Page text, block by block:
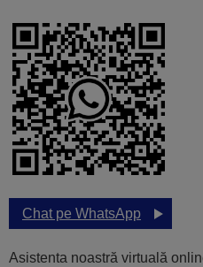
Chat pe WhatsApp
Asistenta noastră virtuală